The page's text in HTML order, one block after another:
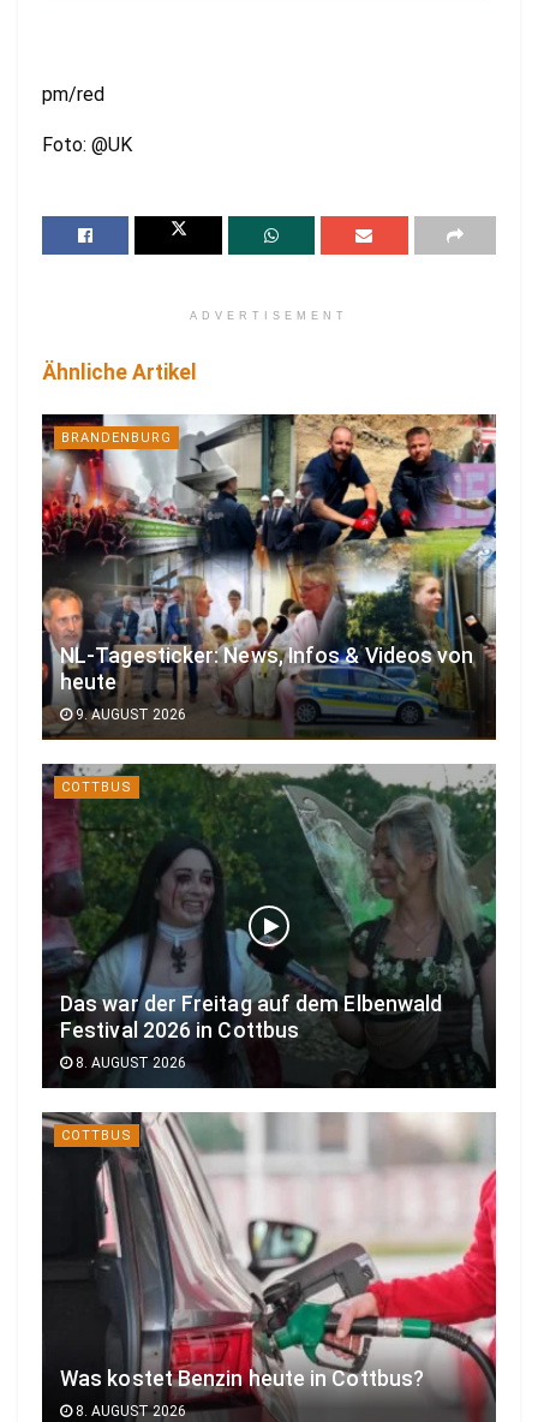
pm/red
Foto: @UK
ADVERTISEMENT
Ähnliche Artikel
BRANDENBURG
NL-Tagesticker: News, Infos & Videos von
heute
9. AUGUST 2026
COTTBUS
Das war der Freitag auf dem Elbenwald
Festival 2026 in Cottbus
8. AUGUST 2026
COTTBUS
Was kostet Benzin heute in Cottbus?
8. AUGUST 2026